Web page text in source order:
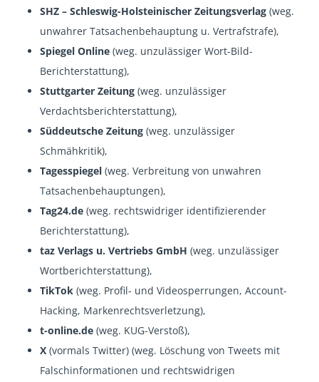
SHZ – Schleswig-Holsteinischer Zeitungsverlag(weg.
unwahrer Tatsachenbehauptung u. Vertrafstrafe),
Spiegel Online (weg. unzulässiger Wort-Bild-
Berichterstattung),
Stuttgarter Zeitung (weg. unzulässiger
Verdachtsberichterstattung),
Süddeutsche Zeitung (weg. unzulässiger
Schmähkritik),
Tagesspiegel (weg. Verbreitung von unwahren
Tatsachenbehauptungen),
Tag24.de (weg. rechtswidriger identifizierender
Berichterstattung),
taz Verlags u. Vertriebs GmbH (weg. unzulässiger
Wortberichterstattung),
TikTok (weg. Profil- und Videosperrungen, Account-
Hacking, Markenrechtsverletzung),
t-online.de (weg. KUG-Verstoß),
X(vormals Twitter) (weg. Löschung von Tweets mit
Falschinformationen und rechtswidrigen